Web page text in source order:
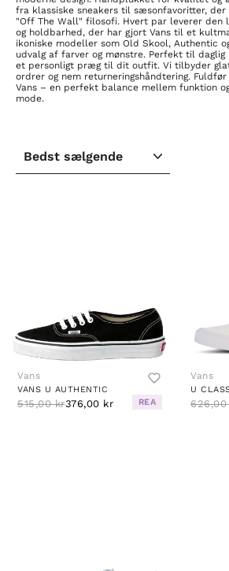
fra klassiske sneakers til sæsonfavoritter,
"Off The Wall" filosofi. Hvert par leverer den
og holdbarhed, der har gjort Vans til et
ikoniske modeller som Old Skool, Authentic
udvalg af farver og mønstre. Perfekt til
et personligt præg til dit outfit. Vi tilbyder
ordrer og nem returneringshåndtering.
Vans – en perfekt balance mellem funktion
mode.
Vans
VANS U AUTHENTIC
515,00 kr376,00 kr REA
Vans